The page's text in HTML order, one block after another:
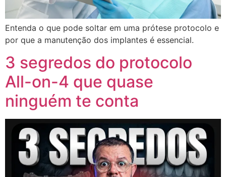
Entenda o que pode soltar em uma prótese protocolo e
por que a manutenção dos implantes é essencial.
3 segredos do protocolo
All-on-4 que quase
ninguém te conta